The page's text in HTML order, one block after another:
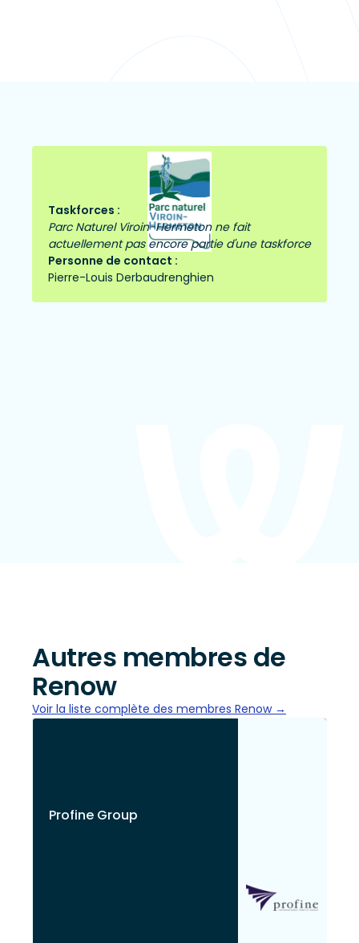
Taskforces :
Parc Naturel Viroin-Hermeton ne fait
actuellement pas encore partie d'une taskforce
Personne de contact :
Pierre-Louis Derbaudrenghien
Autres membres de
Renow
Voir la liste complète des membres Renow →
Profine Group